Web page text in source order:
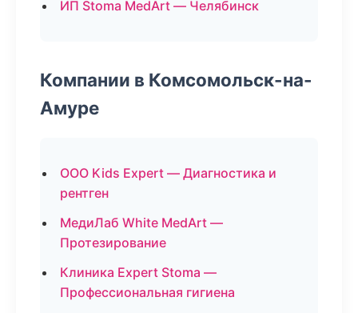
ИП Stoma MedArt — Челябинск
Компании в Комсомольск-на-
Амуре
ООО Kids Expert — Диагностика и
рентген
МедиЛаб White MedArt —
Протезирование
Клиника Expert Stoma —
Профессиональная гигиена